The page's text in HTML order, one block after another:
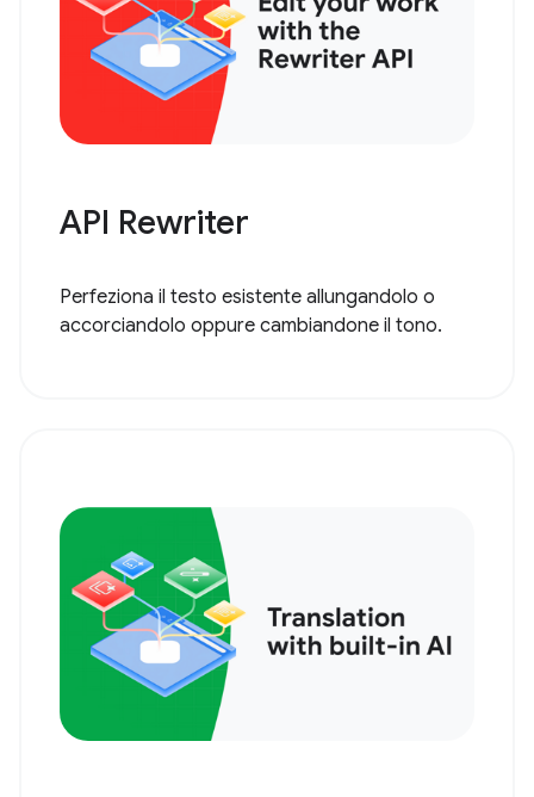
API Rewriter
Perfeziona il testo esistente allungandolo o
accorciandolo oppure cambiandone il tono.